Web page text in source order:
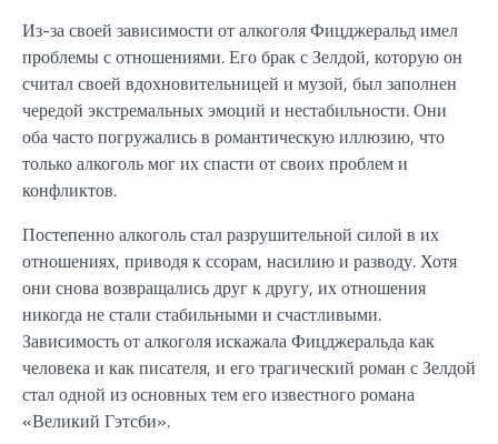
Из-за своей зависимости от алкоголя Фицджеральд имел
проблемы с отношениями. Его брак с Зелдой, которую он
считал своей вдохновительницей и музой, был заполнен
чередой экстремальных эмоций и нестабильности. Они
оба часто погружались в романтическую иллюзию, что
только алкоголь мог их спасти от своих проблем и
конфликтов.
Постепенно алкоголь стал разрушительной силой в их
отношениях, приводя к ссорам, насилию и разводу. Хотя
они снова возвращались друг к другу, их отношения
никогда не стали стабильными и счастливыми.
Зависимость от алкоголя искажала Фицджеральда как
человека и как писателя, и его трагический роман с Зелдой
стал одной из основных тем его известного романа
«Великий Гэтсби».